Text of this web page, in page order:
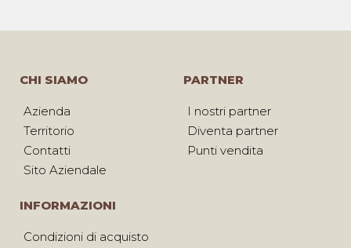
CHI SIAMO
Azienda
Territorio
Contatti
Sito Aziendale
PARTNER
I nostri partner
Diventa partner
Punti vendita
INFORMAZIONI
Condizioni di acquisto